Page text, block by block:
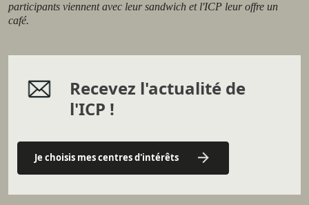
participants viennent avec leur sandwich et l'ICP leur offre un
café.
Recevez l'actualité de
l'ICP !
Je choisis mes centres d'intérêts